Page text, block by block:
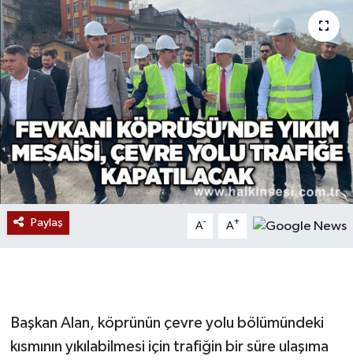
Paylaş A- A+
Başkan Alan, köprünün çevre yolu bölümündeki
kısmının yıkılabilmesi için trafiğin bir süre ulaşıma
Bolu
ÇEVRE
BİLİM VE TEKNOLOJİ
DUNYA
Düzce
Eğitim
Gökçebey